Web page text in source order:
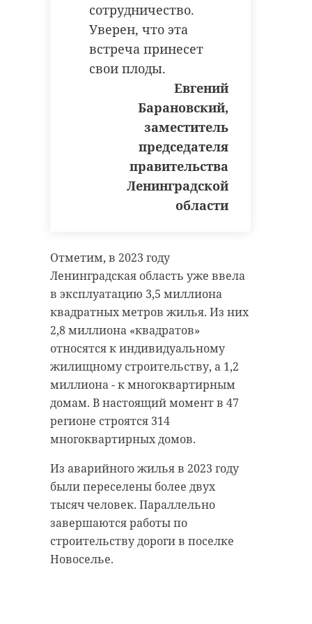
сотрудничество.
Уверен, что эта
встреча принесет
свои плоды.
Евгений
Барановский,
заместитель
председателя
правительства
Ленинградской
области
Отметим, в 2023 году
Ленинградская область уже ввела
в эксплуатацию 3,5 миллиона
квадратных метров жилья. Из них
2,8 миллиона «квадратов»
относятся к индивидуальному
жилищному строительству, а 1,2
миллиона - к многоквартирным
домам. В настоящий момент в 47
регионе строятся 314
многоквартирных домов.
Из аварийного жилья в 2023 году
были переселены более двух
тысяч человек. Параллельно
завершаются работы по
строительству дороги в поселке
Новоселье.